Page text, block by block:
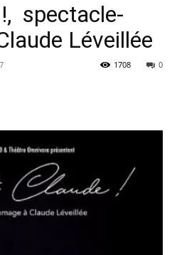
spectacle-
Léveillée
0
1708